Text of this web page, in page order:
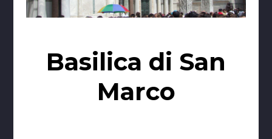
Basilica di San
Marco